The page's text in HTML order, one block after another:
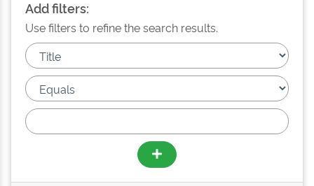
Add filters:
Use filters to refine the search results.